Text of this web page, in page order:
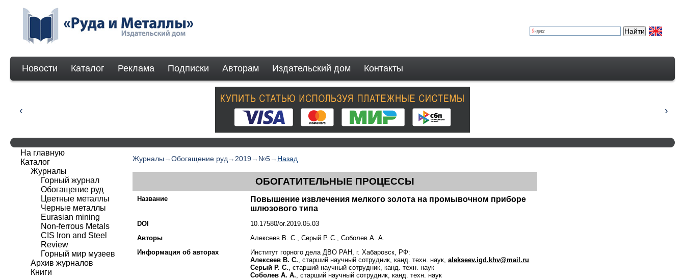
Новости Каталог Реклама Подписки Авторам Издательский дом Контакты
Журналы →Обогащение руд → 2019→ №5→ Назад
ОБОГАТИТЕЛЬНЫЕ ПРОЦЕССЫ
Название
Повышение извлечения мелкого золота на промывочном приборе
шлюзового типа
DOI
10.17580/or.2019.05.03
Авторы
Алексеев В. С., Серый Р. С., Соболев А. А.
Информация об авторах
Институт горного дела ДВО РАН, г. Хабаровск, РФ:
Алексеев В. С., старший научный сотрудник, канд. техн. наук,alekseev.igd.khv@mail.ru
Серый Р. С., старший научный сотрудник, канд. техн. наук
Соболев А. А., старший научный сотрудник, канд. техн. наук
На главную
Каталог
Журналы
Горный журнал
Обогащение руд
Цветные металлы
Черные металлы
Eurasian mining
Non-ferrous Мetals
CIS Iron and Steel
Review
Горный мир музеев
Архив журналов
Книги